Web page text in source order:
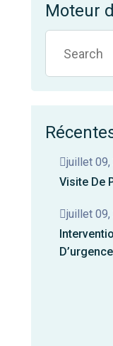
Moteur
juillet 09,
Visite De
juillet 09,